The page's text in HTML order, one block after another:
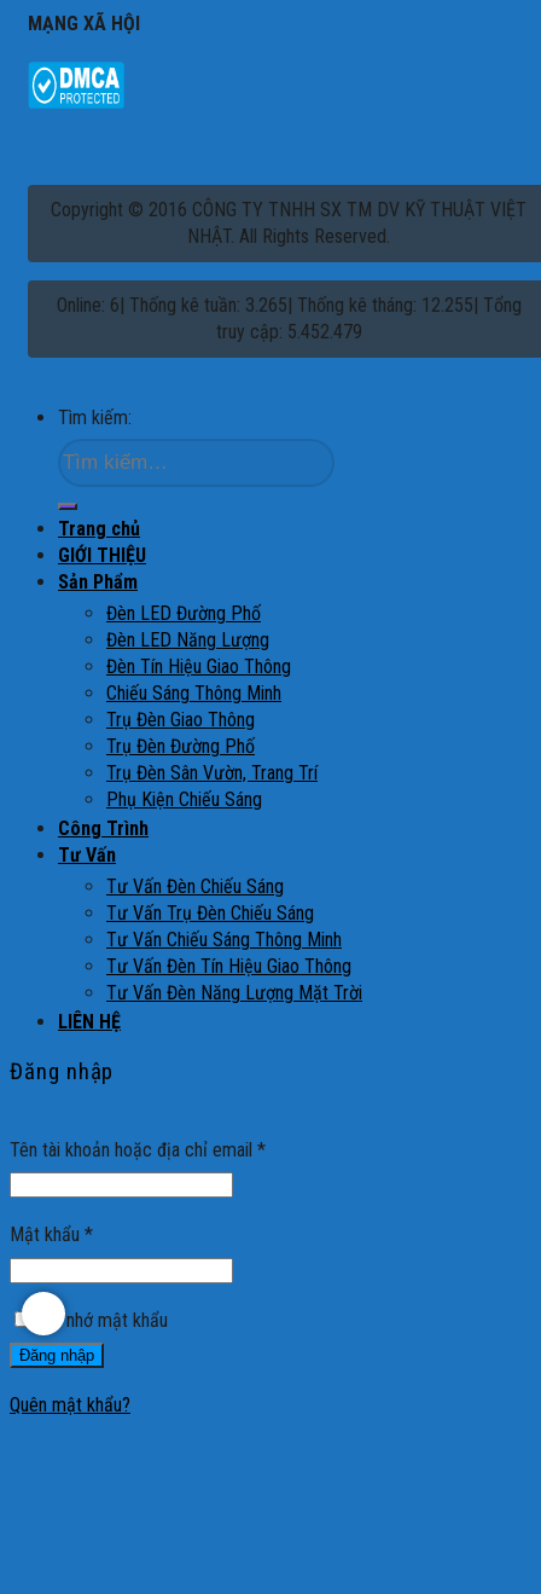
MẠNG XÃ HỘI
Copyright © 2016 CÔNG TY TNHH SX TM DV KỸ THUẬT VIỆT
NHẬT. All Rights Reserved.
Online: 6| Thống kê tuần: 3.265| Thống kê tháng: 12.255| Tổng
truy cập: 5.452.479
Tìm kiếm:
Trang chủ
GIỚI THIỆU
Sản Phẩm
Đèn LED Đường Phố
Đèn LED Năng Lượng
Đèn Tín Hiệu Giao Thông
Chiếu Sáng Thông Minh
Trụ Đèn Giao Thông
Trụ Đèn Đường Phố
Trụ Đèn Sân Vườn, Trang Trí
Phụ Kiện Chiếu Sáng
Công Trình
Tư Vấn
Tư Vấn Đèn Chiếu Sáng
Tư Vấn Trụ Đèn Chiếu Sáng
Tư Vấn Chiếu Sáng Thông Minh
Tư Vấn Đèn Tín Hiệu Giao Thông
Tư Vấn Đèn Năng Lượng Mặt Trời
LIÊN HỆ
Đăng nhập
Tên tài khoản hoặc địa chỉ email *
Mật khẩu *
Ghi nhớ mật khẩu
Đăng nhập
Quên mật khẩu?